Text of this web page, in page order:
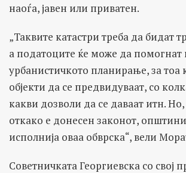
наоѓа, јавен или приватен.
„Таквите катастри треба да бидат
а податоците ќе може да помогнат
урбанистичкото планирање, за тоа
објекти да се предвидуваат, со
какви дозволи да се даваат итн.
откако е донесен законот,
исполнија оваа обврска“, вели
Советничката Георгиевска со свој